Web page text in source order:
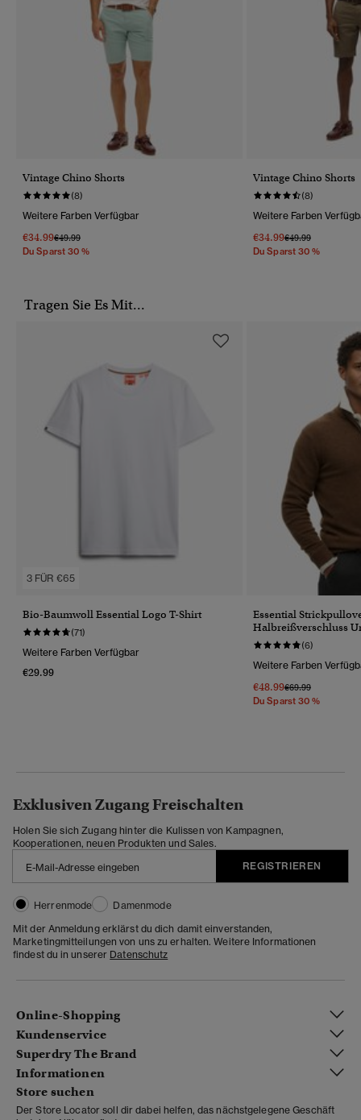
Vintage Chino Shorts
(8)
Weitere Farben Verfügbar
€34.99Preis Wurde Reduziert Von
€49.99Bis
Du Sparst 30 %
Vintage Chino Shorts
(8)
Weitere Farben
€34.99Preis Wurde
€49.99Bis
Du Sparst 30 %
Tragen Sie Es Mit...
3 FÜR €65
Bio-Baumwoll Essential Logo T-Shirt
(71)
Weitere Farben Verfügbar
€29.99
Essential
Halbreißverschluss
(6)
Weitere Farben
€48.99Preis Wurde
€69.99Bis
Du Sparst 30 %
Exklusiven Zugang Freischalten
Holen Sie sich Zugang hinter die Kulissen von Kampagnen,
Kooperationen, neuen Produkten und Sales.
REGISTRIEREN
Herrenmode
Damenmode
Mit der Anmeldung erklärst du dich damit einverstanden,
Marketingmitteilungen von uns zu erhalten. Weitere Informationen
findest du in unserer Datenschutz
Online-Shopping
Kundenservice
Superdry The Brand
Informationen
Store suchen
Der Store Locator soll dir dabei helfen, das nächstgelegene Geschäft